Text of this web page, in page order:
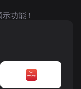
功能！